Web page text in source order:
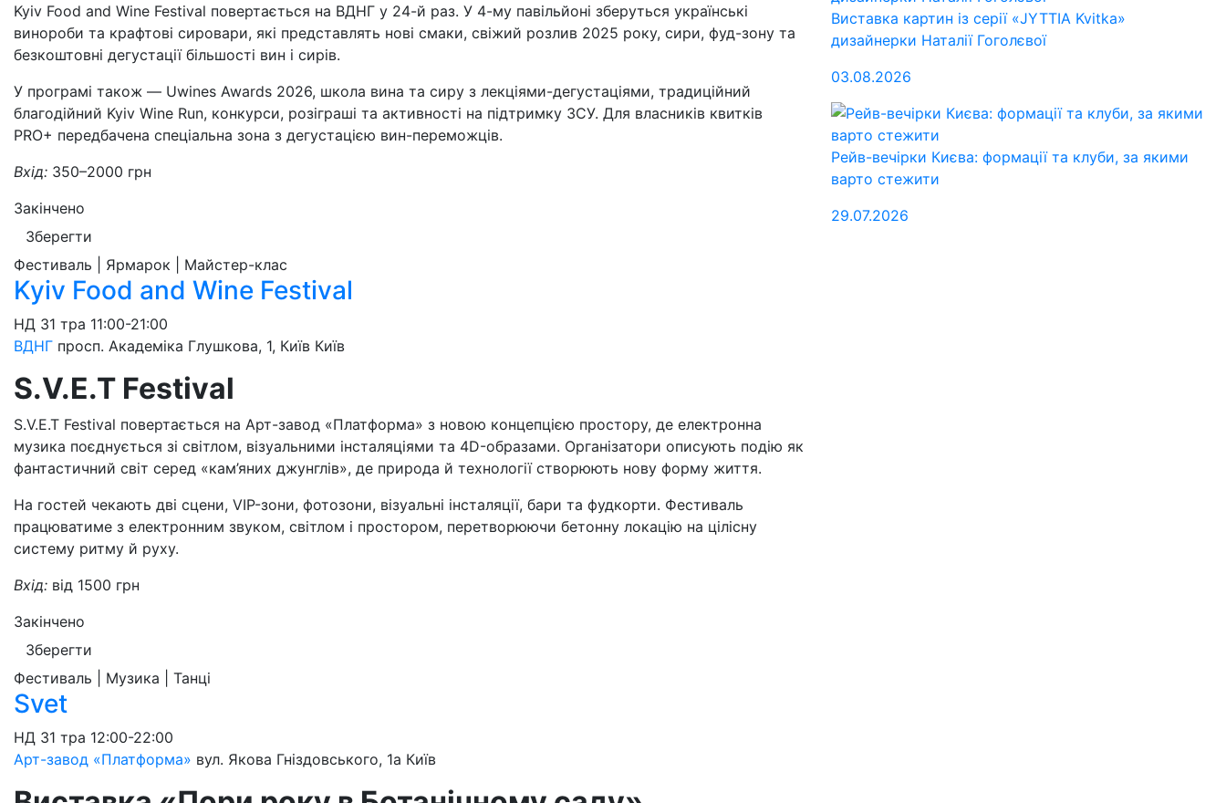
Kyiv Food and Wine Festival повертається на ВДНГ у 24-й раз. У 4-му павільйоні зберуться українські
винороби та крафтові сировари, які представлять нові смаки, свіжий розлив 2025 року, сири, фуд-зону та
безкоштовні дегустації більшості вин і сирів.
У програмі також — Uwines Awards 2026, школа вина та сиру з лекціями-дегустаціями, традиційний
благодійний Kyiv Wine Run, конкурси, розіграші та активності на підтримку ЗСУ. Для власників квитків
PRO+ передбачена спеціальна зона з дегустацією вин-переможців.
Вхід: 350–2000 грн
Закінчено
Зберегти
Фестиваль | Ярмарок | Майстер-клас
Kyiv Food and Wine Festival
НД 31 тра 11:00-21:00
ВДНГ просп. Академіка Глушкова, 1, Київ Київ
S.V.E.T Festival
S.V.E.T Festival повертається на Арт-завод «Платформа» з новою концепцією простору, де електронна
музика поєднується зі світлом, візуальними інсталяціями та 4D-образами. Організатори описують подію як
фантастичний світ серед «кам’яних джунглів», де природа й технології створюють нову форму життя.
На гостей чекають дві сцени, VIP-зони, фотозони, візуальні інсталяції, бари та фудкорти. Фестиваль
працюватиме з електронним звуком, світлом і простором, перетворюючи бетонну локацію на цілісну
систему ритму й руху.
Вхід: від 1500 грн
Закінчено
Зберегти
Фестиваль | Музика | Танці
Svet
НД 31 тра 12:00-22:00
Арт-завод «Платформа» вул. Якова Гніздовського, 1а Київ
Виставка картин із серії «JYTTIA Kvitka»
дизайнерки Наталії Гоголєвої
03.08.2026
Рейв-вечірки Києва: формації та клуби, за якими
варто стежити
29.07.2026